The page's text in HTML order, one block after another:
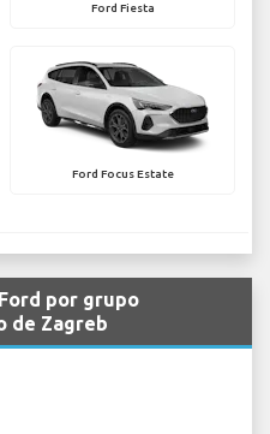
Ford Fiesta
Ford Focus Estate
por grupo
de Zagreb